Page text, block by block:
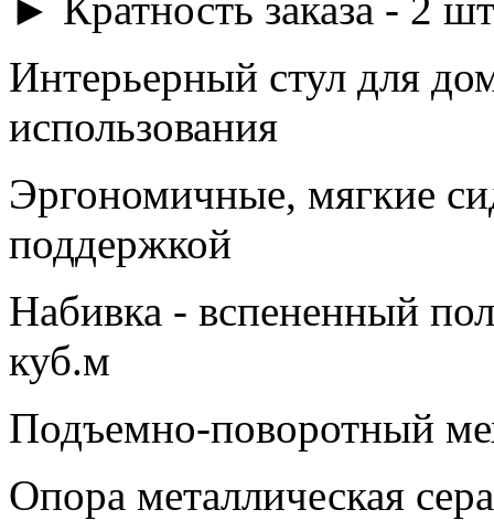
Интерьерный стул для
использования
Эргономичные, мягкие
поддержкой
Набивка - вспененный
куб.м
Подъемно-поворотный
Опора металлическая